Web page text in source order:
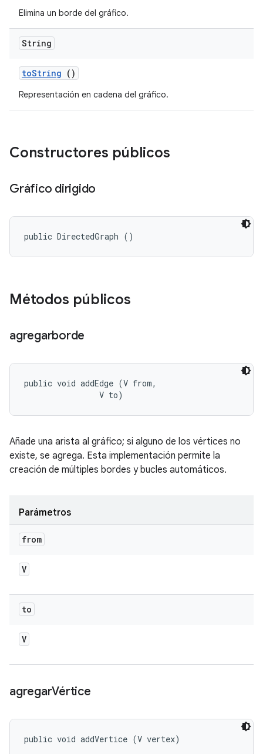
Elimina un borde del gráfico.
String
toString ()
Representación en cadena del gráfico.
Constructores públicos
Gráfico dirigido
public DirectedGraph ()
Métodos públicos
agregarborde
public void addEdge (V from,
                V to)
Añade una arista al gráfico; si alguno de los vértices no
existe, se agrega. Esta implementación permite la
creación de múltiples bordes y bucles automáticos.
Parámetros
from
V
to
V
agregarVértice
public void addVertice (V vertex)